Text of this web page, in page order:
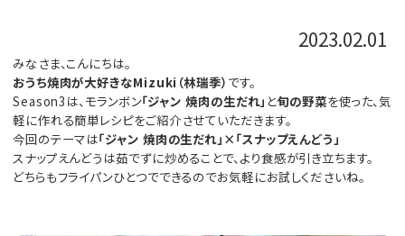
2023.02.01
みなさま、こんにちは。
おうち焼肉が大好きなMizuki（林瑞季） です。
Season3は、モランボン「ジャン 焼肉の生だれ」 と旬の野菜を使った、気
軽に作れる簡単レシピをご紹介させていただきます。
今回のテーマは「ジャン 焼肉の生だれ」×「スナップえんどう」
スナップえんどうは茹でずに炒めることで、より食感が引き立ちます。
どちらもフライパンひとつでできるのでお気軽にお試しくださいね。